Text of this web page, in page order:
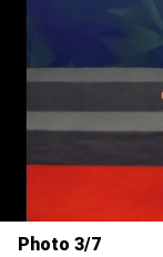
Photo 3/7